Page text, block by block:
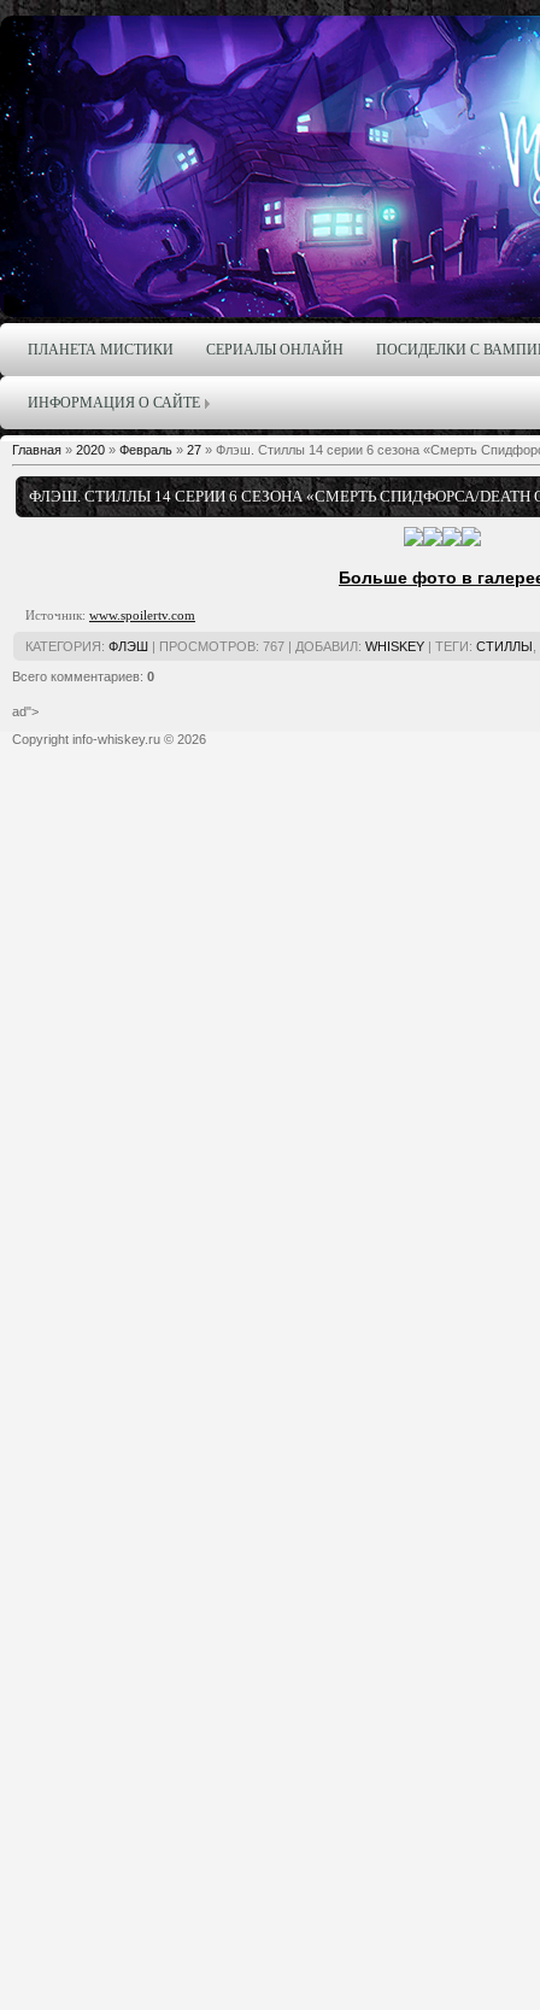
ПЛАНЕТА МИСТИКИ СЕРИАЛЫ ОНЛАЙН ПОСИДЕЛКИ С
ИНФОРМАЦИЯ О САЙТЕ
Главная » 2020 » Февраль » 27 » Флэш. Стиллы 14 серии 6 сезона «Смерть
ФЛЭШ. СТИЛЛЫ 14 СЕРИИ 6 СЕЗОНА «СМЕРТЬ СПИДФОРСА/DEATH OF
Больше фото в
Источник: www.spoilertv.com
КАТЕГОРИЯ: ФЛЭШ | ПРОСМОТРОВ: 767 | ДОБАВИЛ: WHISKEY | ТЕГИ: СТИЛЛЫ
Всего комментариев: 0
ad">
Copyright info-whiskey.ru © 2026